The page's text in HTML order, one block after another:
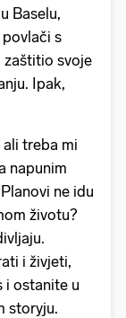
Baselu,
s
zaštitio svoje
Ipak,
treba mi
napunim
ne idu
životu?
i živjeti,
i ostanite u
storyju.